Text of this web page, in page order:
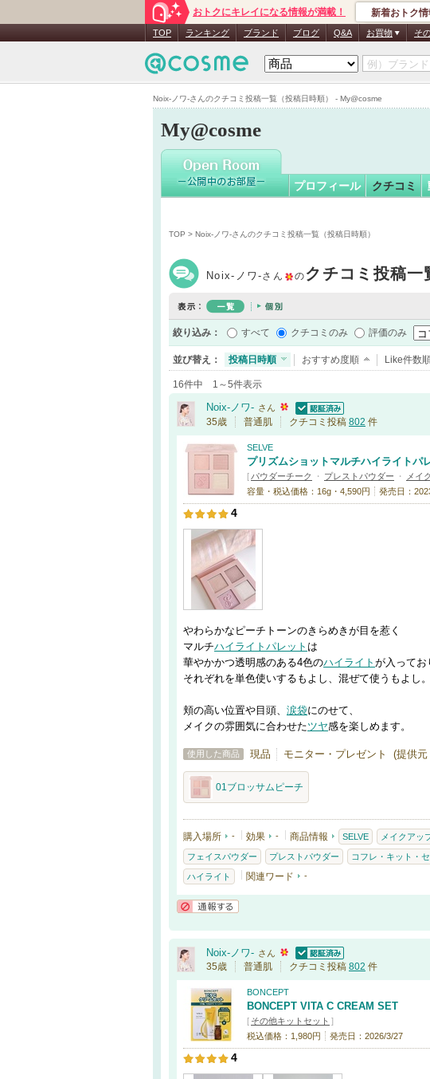
Noix-ノワ-さんのクチコミ投稿一覧（投稿日時順） - My@cosme
おトクにキレイになる情報が満載！ 新着おトク情
TOP ランキング ブランド ブログ Q&A お買物 そ
My@cosme
Noix-ノワ-さん
プロフィール クチコミ
TOP > Noix-ノワ-さんのクチコミ投稿一覧（投稿日時順）
Noix-ノワ-さん のクチコミ投稿一
絞り込み： すべて クチコミのみ 評価のみ
並び替え： 投稿日時順 おすすめ度順 Like件数
16件中 1～5件表示
Noix-ノワ- さん
認証済
35歳 普通肌 クチコミ投稿 802 件
SELVE
プリズムショットマルチハイライトパ
[ パウダーチーク ・ プレストパウダー ・ メイ
容量・税込価格：16g・4,590円
発売日：
4
やわらかなピーチトーンのきらめきが目を惹く
マルチハイライト パレット は
華やかかつ透明感のある4色のハイライト が入ってお
それぞれを単色使いするもよし、混ぜて使うもよし。
頬の高い位置や目頭、 涙袋にのせて、
メイクの雰囲気に合わせたツヤ感を楽しめます。
使用した商品 現品 モニター・プレゼント (提供元
01ブロッサムピーチ
購入場所 - 効果 - 商品情報 SELVE メイクアッ
フェイスパウダー プレストパウダー コフレ・キット・
ハイライト 関連ワード -
Noix-ノワ- さん
認証済
35歳 普通肌 クチコミ投稿 802 件
BONCEPT
BONCEPT VITA C CREAM SET
[ その他キットセット ]
税込価格：1,980円
発売日：2026/3/27
4